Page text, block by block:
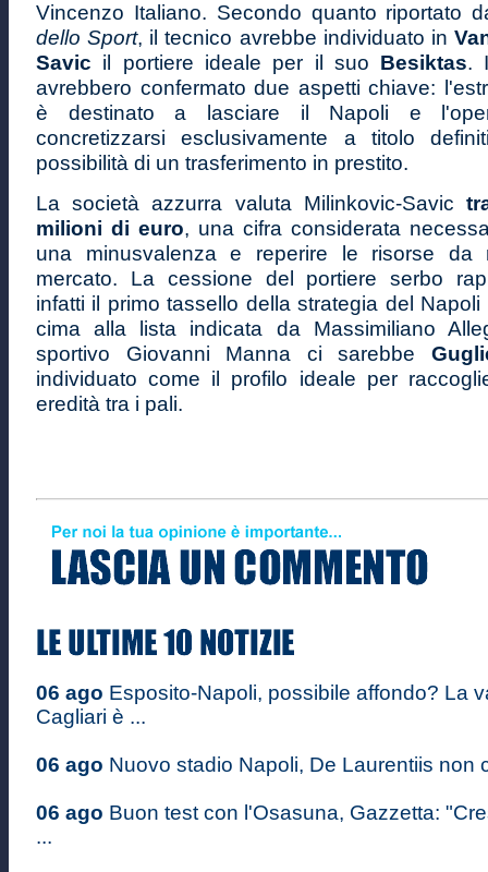
Vincenzo Italiano. Secondo quanto riportato
dello Sport, il tecnico avrebbe individuato in
Savic il portiere ideale per il suo Besiktas.
avrebbero confermato due aspetti chiave:
è destinato a lasciare il Napoli e
concretizzarsi esclusivamente a titolo
possibilità di un trasferimento in prestito.
La società azzurra valuta Milinkovic-Savic
milioni di euro, una cifra considerata
una minusvalenza e reperire le risorse da
mercato. La cessione del portiere serbo
infatti il primo tassello della strategia del
cima alla lista indicata da Massimiliano
sportivo Giovanni Manna ci sarebbe
individuato come il profilo ideale per
eredità tra i pali.
06 ago Esposito-Napoli, possibile affondo? La
Cagliari è ...
06 ago Nuovo stadio Napoli, De Laurentiis non
06 ago Buon test con l'Osasuna, Gazzetta:
...